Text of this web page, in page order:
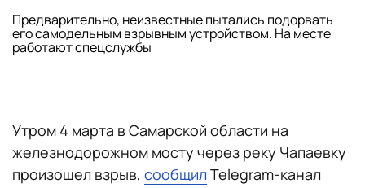
Предварительно, неизвестные пытались подорвать
его самодельным взрывным устройством. На месте
работают спецслужбы
Утром 4 марта в Самарской области на
железнодорожном мосту через реку Чапаевку
произошел взрыв, сообщилTelegram-канал